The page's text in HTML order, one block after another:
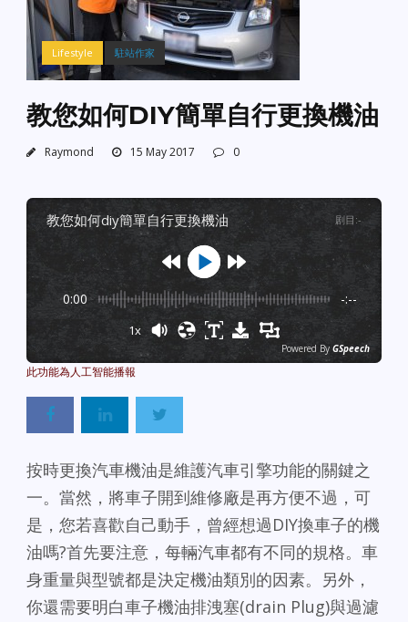
Lifestyle 駐站作家
教您如何DIY簡單自行更換機油
Raymond 15 May 2017 0
教您如何diy簡單自行更換機油 剧目 :-
0:00 -:--
1x
Powered By GSpeech
按時更換汽車機油是維護汽車引擎功能的關鍵之
一。當然，將車子開到維修廠是再方便不過，可
是，您若喜歡自己動手，曾經想過DIY換車子的機
油嗎?首先要注意，每輛汽車都有不同的規格。車
身重量與型號都是決定機油類別的因素。另外，
你還需要明白車子機油排洩塞(drain Plug)與過濾